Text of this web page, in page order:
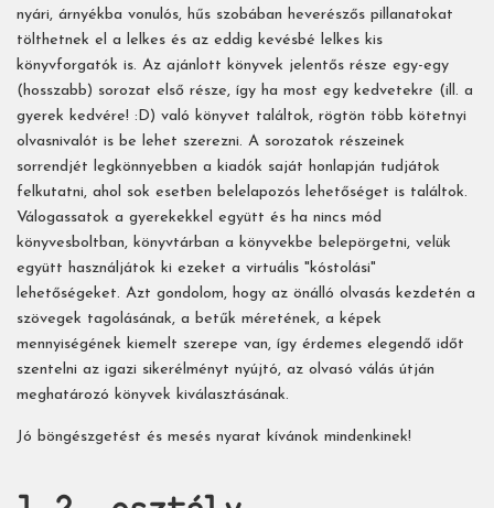
nyári, árnyékba vonulós, hűs szobában heverészős pillanatokat
tölthetnek el a lelkes és az eddig kevésbé lelkes kis
könyvforgatók is. Az ajánlott könyvek jelentős része egy-egy
(hosszabb) sorozat első része, így ha most egy kedvetekre (ill. a
gyerek kedvére! :D) való könyvet találtok, rögtön több kötetnyi
olvasnivalót is be lehet szerezni. A sorozatok részeinek
sorrendjét legkönnyebben a kiadók saját honlapján tudjátok
felkutatni, ahol sok esetben belelapozós lehetőséget is találtok.
Válogassatok a gyerekekkel együtt és ha nincs mód
könyvesboltban, könyvtárban a könyvekbe belepörgetni, velük
együtt használjátok ki ezeket a virtuális "kóstolási"
lehetőségeket. Azt gondolom, hogy az önálló olvasás kezdetén a
szövegek tagolásának, a betűk méretének, a képek
mennyiségének kiemelt szerepe van, így érdemes elegendő időt
szentelni az igazi sikerélményt nyújtó, az olvasó válás útján
meghatározó könyvek kiválasztásának.
Jó böngészgetést és mesés nyarat kívánok mindenkinek!